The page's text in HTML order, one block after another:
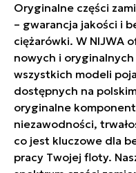
Oryginalne części
– gwarancja jakości i
ciężarówki. W NIJWA
nowych i
wszystkich modeli
dostępnych na
oryginalne
niezawodności,
co jest kluczowe dla
pracy Twojej floty.